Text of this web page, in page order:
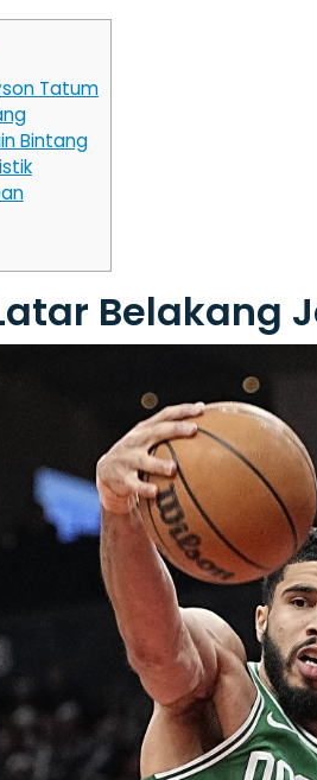
Tatum
Bintang
Belakang